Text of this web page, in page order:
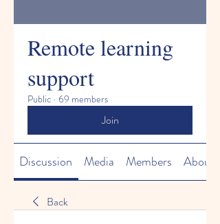
Remote learning
support
Public · 69 members
Join
Discussion Media Members About
Back